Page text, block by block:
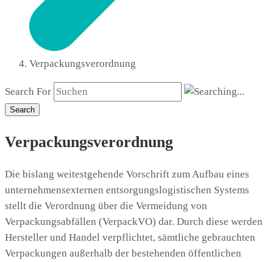
Verpackungsverordnung
Search For
Search
Verpackungsverordnung
Die bislang weitestgehende Vorschrift zum Aufbau eines
unternehmensexternen entsorgungslogistischen Systems
stellt die Verordnung über die Vermeidung von
Verpackungsabfällen (VerpackVO) dar. Durch diese werden
Hersteller und Handel verpflichtet, sämtliche gebrauchten
Verpackungen außerhalb der bestehenden öffentlichen